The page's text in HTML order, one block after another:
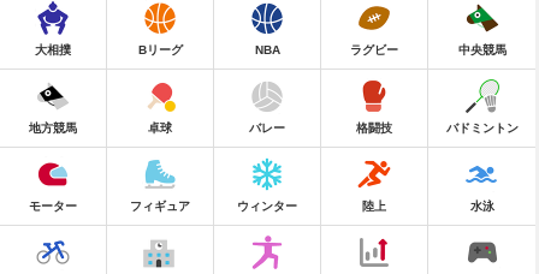
大相撲 Bリーグ NBA ラグビー 中央競馬
地方競馬 卓球 バレー 格闘技 バドミントン
モーター フィギュア ウィンター 陸上 水泳